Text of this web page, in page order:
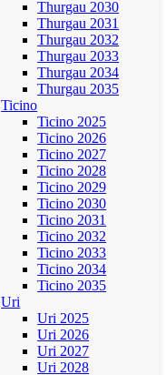
Thurgau 2030
Thurgau 2031
Thurgau 2032
Thurgau 2033
Thurgau 2034
Thurgau 2035
Ticino
Ticino 2025
Ticino 2026
Ticino 2027
Ticino 2028
Ticino 2029
Ticino 2030
Ticino 2031
Ticino 2032
Ticino 2033
Ticino 2034
Ticino 2035
Uri
Uri 2025
Uri 2026
Uri 2027
Uri 2028